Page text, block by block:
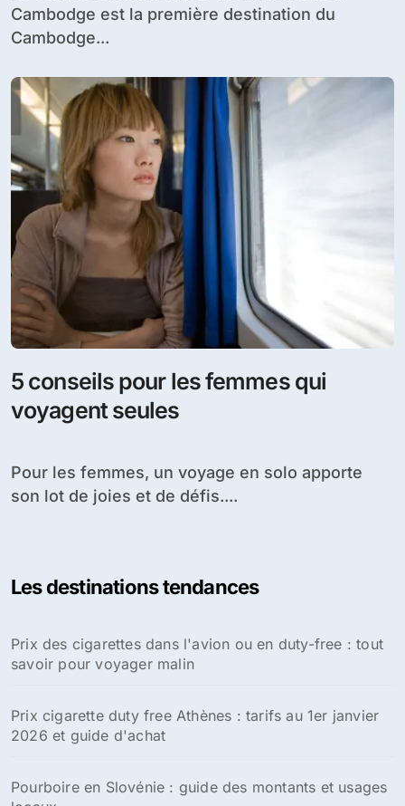
Cambodge est la première destination du
Cambodge...
5 conseils pour les femmes qui
voyagent seules
Pour les femmes, un voyage en solo apporte
son lot de joies et de défis....
Les destinations tendances
Prix des cigarettes dans l'avion ou en duty-free : tout
savoir pour voyager malin
Prix cigarette duty free Athènes : tarifs au 1er janvier
2026 et guide d'achat
Pourboire en Slovénie : guide des montants et usages